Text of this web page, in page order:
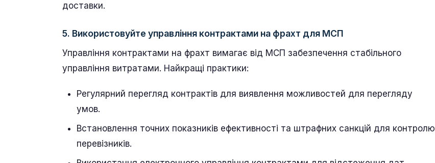
доставки.
5. Використовуйте управління контрактами на фрахт для МСП
Управління контрактами на фрахт вимагає від МСП забезпечення стабільного
управління витратами. Найкращі практики:
Регулярний перегляд контрактів для виявлення можливостей для перегляду
умов.
Встановлення точних показників ефективності та штрафних санкцій для контролю
перевізників.